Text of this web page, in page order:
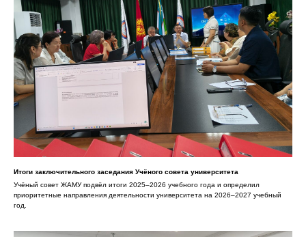
Итоги заключительного заседания Учёного совета университета
Учёный совет ЖАМУ подвёл итоги 2025–2026 учебного года и определил
приоритетные направления деятельности университета на 2026–2027 учебный
год.